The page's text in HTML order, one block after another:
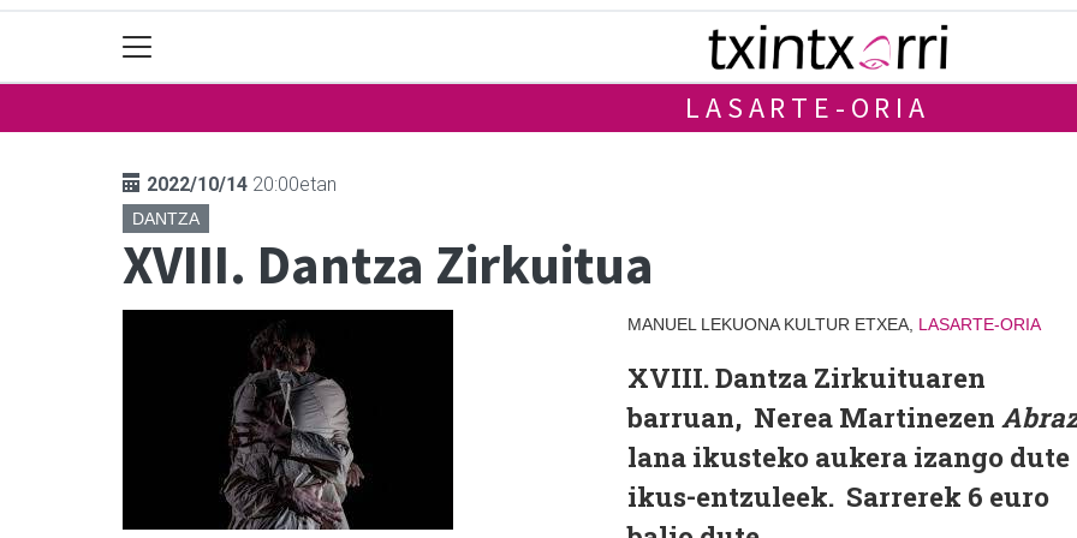
LASARTE-ORIA
2022/10/14 20:00etan
DANTZA
XVIII. Dantza Zirkuitua
MANUEL LEKUONA KULTUR ETXEA, LASARTE-ORIA
XVIII. Dantza Zirkuituaren
barruan, Nerea Martinezen
lana ikusteko aukera izango dute
ikus-entzuleek. Sarrerek 6 euro